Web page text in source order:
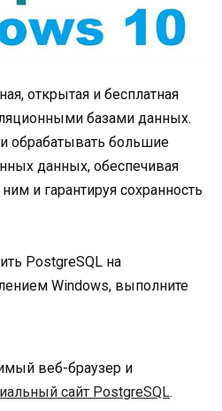
открытая и бесплатная
базами данных.
обрабатывать большие
данных, обеспечивая
и гарантируя сохранность
PostgreSQL на
Windows, выполните
веб-браузер и
сайт PostgreSQL.